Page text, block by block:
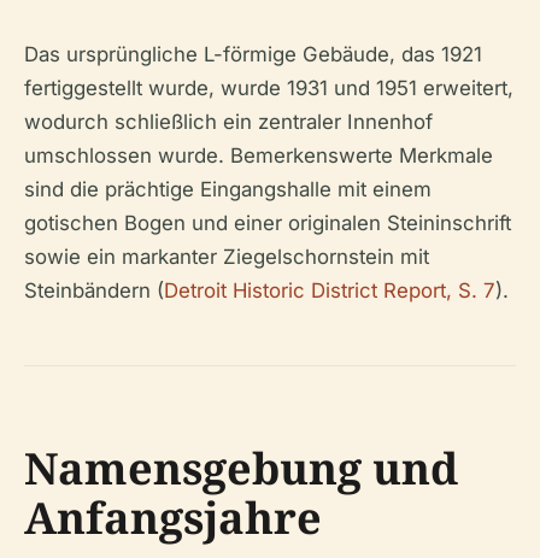
Das ursprüngliche L-förmige Gebäude, das 1921
fertiggestellt wurde, wurde 1931 und 1951 erweitert,
wodurch schließlich ein zentraler Innenhof
umschlossen wurde. Bemerkenswerte Merkmale
sind die prächtige Eingangshalle mit einem
gotischen Bogen und einer originalen Steininschrift
sowie ein markanter Ziegelschornstein mit
Steinbändern (Detroit Historic District Report, S. 7).
Namensgebung und
Anfangsjahre